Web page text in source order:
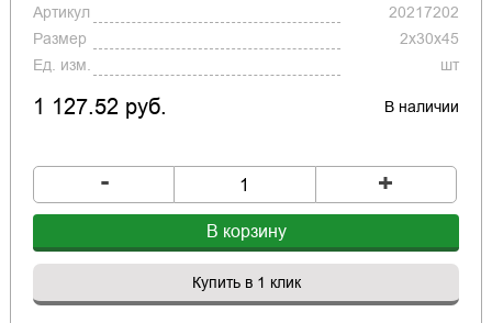
Артикул
20217202
Размер
2x30x45
Ед. изм.
шт
1 127.52 руб. В наличии
- +
В корзину
Купить в 1 клик